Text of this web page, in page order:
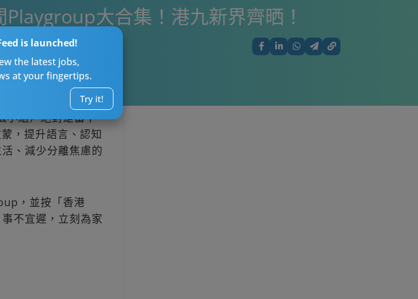
is launched!
the latest jobs,
at your fingertips.
Try it!
大合集！港九新界齊晒！
小組）絕對是當下
，提升語言、認知
、減少分離焦慮的
，並按「香港
不宜遲，立刻為家